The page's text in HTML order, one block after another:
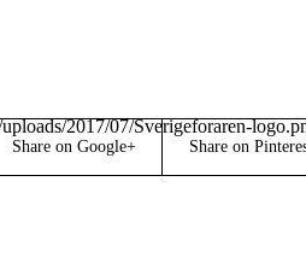
Share on Google+ Share on
2017/07/Sverigeforaren-